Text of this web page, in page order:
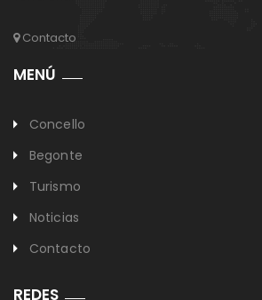
Contacto
MENÚ
Concello
Begonte
Turismo
Noticias
Contacto
REDES